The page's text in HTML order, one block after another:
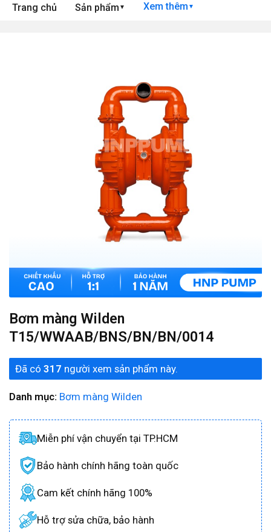
Trang chủ Sản phẩm ▼ Xem thêm ▼
Bơm màng Wilden
T15/WWAAB/BNS/BN/BN/0014
Đã có 317 người xem sản phẩm này.
Danh mục: Bơm màng Wilden
Miễn phí vận chuyển tại TP.HCM
Bảo hành chính hãng toàn quốc
Cam kết chính hãng 100%
Hỗ trợ sửa chữa, bảo hành